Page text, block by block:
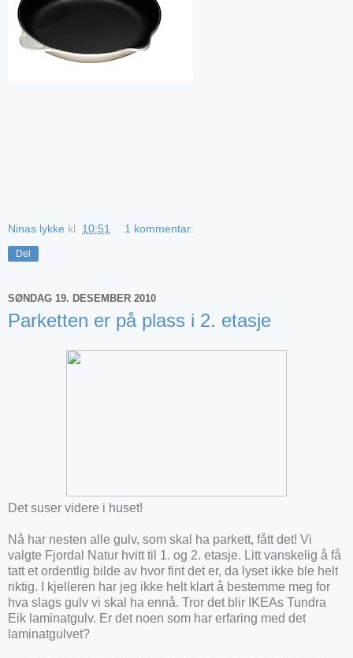
Ninas lykke kl. 10:51 1 kommentar:
Del
SØNDAG 19. DESEMBER 2010
Parketten er på plass i 2. etasje
Det suser videre i huset!
Nå har nesten alle gulv, som skal ha parkett, fått det! Vi
valgte Fjordal Natur hvitt til 1. og 2. etasje. Litt vanskelig å få
tatt et ordentlig bilde av hvor fint det er, da lyset ikke ble helt
riktig. I kjelleren har jeg ikke helt klart å bestemme meg for
hva slags gulv vi skal ha ennå. Tror det blir IKEAs Tundra
Eik laminatgulv. Er det noen som har erfaring med det
laminatgulvet?